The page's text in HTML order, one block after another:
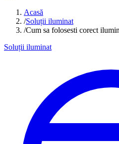
Acasă
/Soluții iluminat
/Cum sa folosesti corect
Soluții iluminat